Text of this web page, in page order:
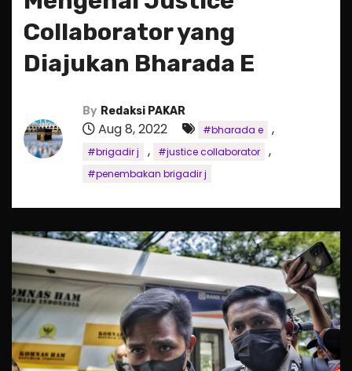
Collaborator yang
Diajukan Bharada E
By Redaksi PAKAR
Aug 8, 2022 #bharada e ,
#brigadir j , #justice collaborator ,
#penembakan brigadir j